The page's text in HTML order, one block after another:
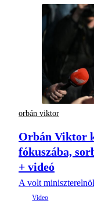
orbán viktor
Orbán Viktor
fókuszába,
+ videó
A volt